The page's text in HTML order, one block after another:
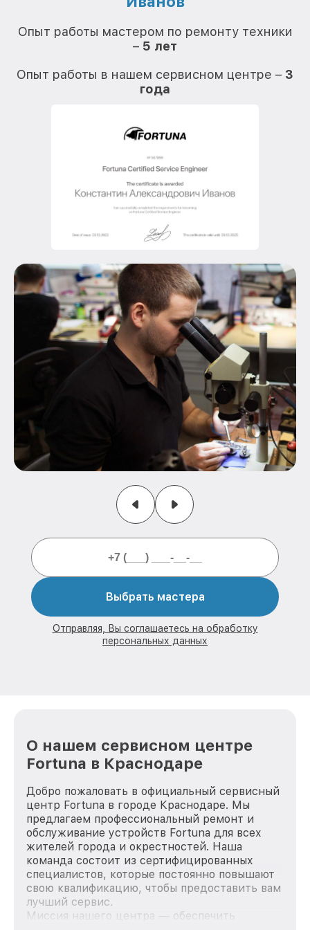
Опыт работы мастером по ремонту техники
– 5 лет
Опыт работы в нашем сервисном центре – 3
года
Выбрать мастера
Отправляя, Вы соглашаетесь на обработку
персональных данных
О нашем сервисном центре
Fortuna в Краснодаре
Добро пожаловать в официальный сервисный
центр Fortuna в городе Краснодаре. Мы
предлагаем профессиональный ремонт и
обслуживание устройств Fortuna для всех
жителей города и окрестностей. Наша
команда состоит из сертифицированных
специалистов, которые постоянно повышают
свою квалификацию, чтобы предоставить вам
лучший сервис.
Миссия нашего центра — обеспечить